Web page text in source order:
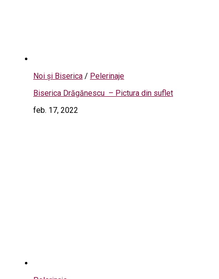
Noi și Biserica / Pelerinaje
Biserica Drăgănescu – Pictura din suflet
feb. 17, 2022